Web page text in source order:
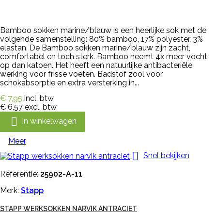
Bamboo sokken marine/blauw is een heerlijke sok met de
volgende samenstelling: 80% bamboo, 17% polyester, 3%
elastan. De Bamboo sokken marine/blauw zijn zacht,
comfortabel en toch sterk. Bamboo neemt 4x meer vocht
op dan katoen. Het heeft een natuurlijke antibacteriële
werking voor frisse voeten. Badstof zool voor
schokabsorptie en extra versterking in...
€ 7,95 incl. btw
€ 6,57 excl. btw
 In winkelwagen
Meer
 Snel bekijken
Referentie: 25902-A-11
Merk: Stapp
STAPP WERKSOKKEN NARVIK ANTRACIET